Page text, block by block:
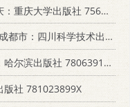
庆大学出版社 7562411964
：四川科学技术出版社 7536419732
尔滨出版社 7806391835
版社 781023899X